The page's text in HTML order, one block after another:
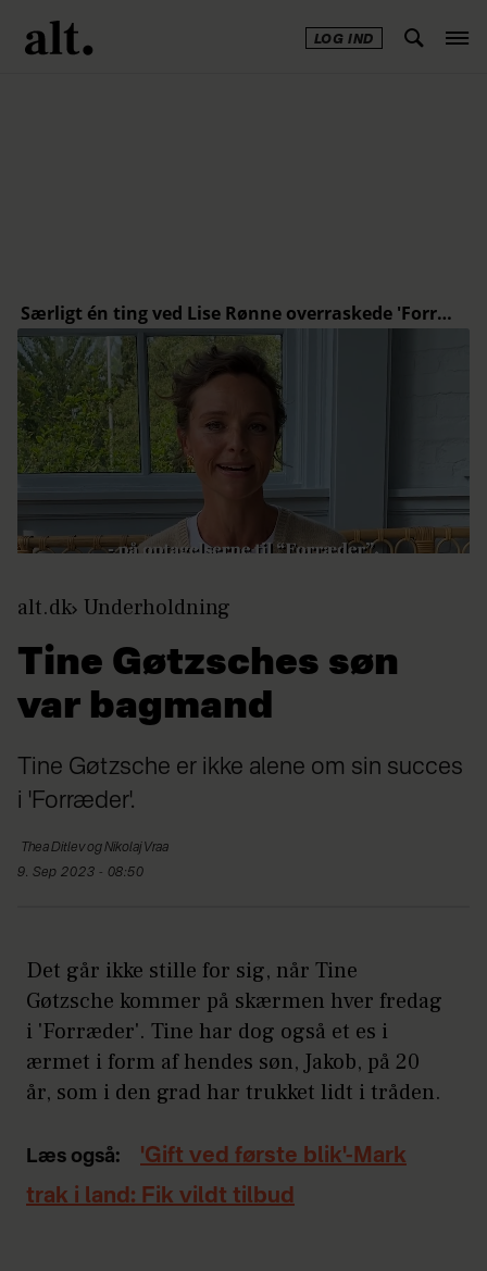
LOG IND
alt.dk Underholdning
Tine Gøtzsches søn
var bagmand
Tine Gøtzsche er ikke alene om sin succes
i 'Forræder'.
Thea Ditlev ogNikolaj Vraa
9. Sep 2023 - 08:50
Det går ikke stille for sig, når Tine
Gøtzsche kommer på skærmen hver fredag
i 'Forræder'. Tine har dog også et es i
ærmet i form af hendes søn, Jakob, på 20
år, som i den grad har trukket lidt i tråden.
Læs også:
'Gift ved første blik'-Mark
trak i land: Fik vildt tilbud